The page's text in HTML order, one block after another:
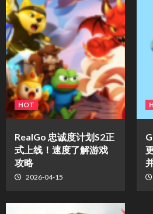
HOT
​RealGo 忠诚度计划S2正
式上线！速度了解游戏
攻略
2026-04-15